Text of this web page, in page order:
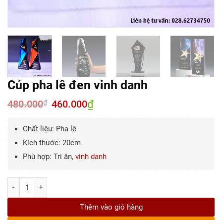
Cúp pha lê đen vinh danh
480.000₫
Giá
gốc
460.000₫Giá
Chất liệu: Pha lê
Kích thước: 20cm
Phù hợp: Tri ân, vinh danh
Số lượng
Thêm vào giỏ hàng